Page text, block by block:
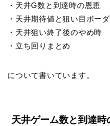
・天井G数と到達時の恩恵
・天井期待値と狙い目ボー
・天井狙い終了後のやめ時
・立ち回りまとめ
について書いています。
天井ゲーム数と到達時